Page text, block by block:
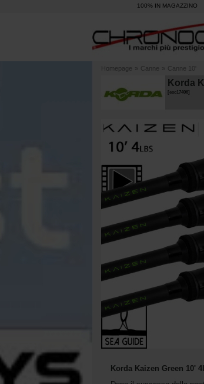
100% IN MAGAZZINO
Homepage » Canne » Canne 10'
Korda
esc17406]
Korda Kaizen Green 10'